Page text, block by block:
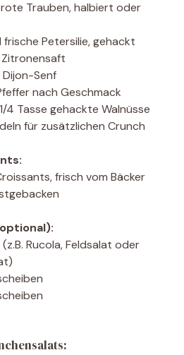
rote Trauben, halbiert oder
frische Petersilie, gehackt
Zitronensaft
Dijon-Senf
nach Geschmack
4 Tasse gehackte Walnüsse
für zusätzlichen Crunch
frisch vom Bäcker
Rucola, Feldsalat oder